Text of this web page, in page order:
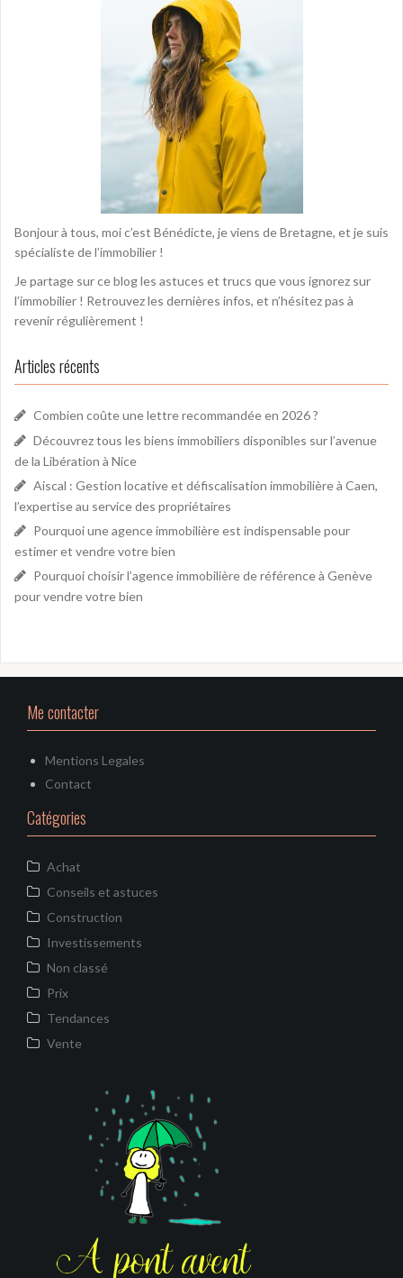
Bonjour à tous, moi c’est Bénédicte, je viens de Bretagne, et je suis
spécialiste de l’immobilier !
Je partage sur ce blog les astuces et trucs que vous ignorez sur
l’immobilier ! Retrouvez les dernières infos, et n’hésitez pas à
revenir régulièrement !
Articles récents
Combien coûte une lettre recommandée en 2026 ?
Découvrez tous les biens immobiliers disponibles sur l’avenue
de la Libération à Nice
Aiscal : Gestion locative et défiscalisation immobilière à Caen,
l’expertise au service des propriétaires
Pourquoi une agence immobilière est indispensable pour
estimer et vendre votre bien
Pourquoi choisir l’agence immobilière de référence à Genève
pour vendre votre bien
Me contacter
Mentions Legales
Contact
Catégories
Achat
Conseils et astuces
Construction
Investissements
Non classé
Prix
Tendances
Vente